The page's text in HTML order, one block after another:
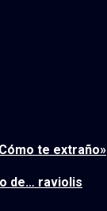
te extraño»
de… raviolis